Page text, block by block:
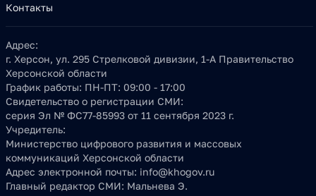
Контакты
Адрес:
г. Херсон, ул. 295 Стрелковой дивизии, 1-А Правительство
Херсонской области
График работы: ПН-ПТ: 09:00 - 17:00
Свидетельство о регистрации СМИ:
серия Эл № ФС77-85993 от 11 сентября 2023 г.
Учредитель:
Министерство цифрового развития и массовых
коммуникаций Херсонской области
Адрес электронной почты: info@khogov.ru
Главный редактор СМИ: Мальнева Э.